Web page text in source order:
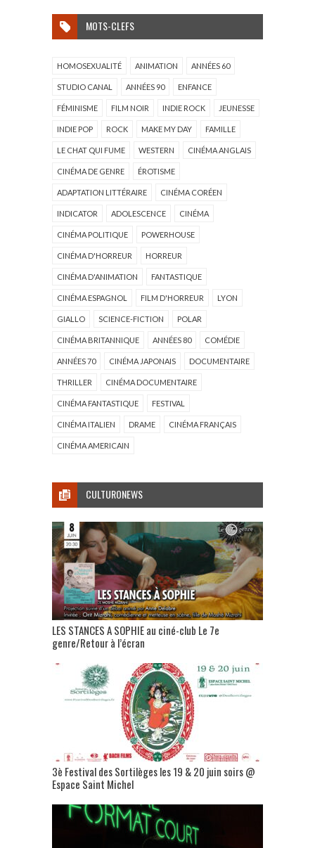
MOTS-CLEFS
HOMOSEXUALITÉ ANIMATION ANNÉES 60
STUDIO CANAL ANNÉES 90 ENFANCE
FÉMINISME FILM NOIR INDIE ROCK JEUNESSE
INDIE POP ROCK MAKE MY DAY FAMILLE
LE CHAT QUI FUME WESTERN CINÉMA ANGLAIS
CINÉMA DE GENRE ÉROTISME
ADAPTATION LITTÉRAIRE CINÉMA CORÉEN
INDICATOR ADOLESCENCE CINÉMA
CINÉMA POLITIQUE POWERHOUSE
CINÉMA D'HORREUR HORREUR
CINÉMA D'ANIMATION FANTASTIQUE
CINÉMA ESPAGNOL FILM D'HORREUR LYON
GIALLO SCIENCE-FICTION POLAR
CINÉMA BRITANNIQUE ANNÉES 80 COMÉDIE
ANNÉES 70 CINÉMA JAPONAIS DOCUMENTAIRE
THRILLER CINÉMA DOCUMENTAIRE
CINÉMA FANTASTIQUE FESTIVAL
CINÉMA ITALIEN DRAME CINÉMA FRANÇAIS
CINÉMA AMERICAIN
CULTURONEWS
LES STANCES A SOPHIE au ciné-club Le 7e
genre/Retour à l’écran
3è Festival des Sortilèges les 19 & 20 juin soirs @
Espace Saint Michel